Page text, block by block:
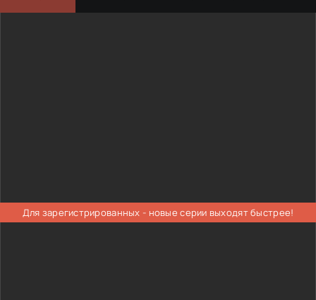
Для зарегистрированных - новые серии выходят быстрее!